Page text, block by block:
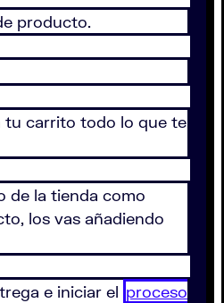
producto.
tu carrito todo lo que te
de la tienda como
los vas añadiendo
e iniciar el proceso